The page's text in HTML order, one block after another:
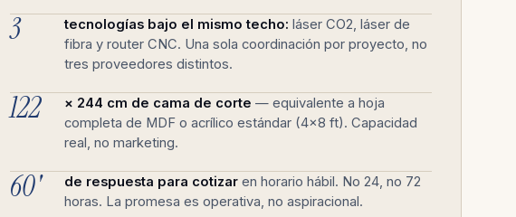
3 tecnologías bajo el mismo techo: láser CO2, láser de
fibra y router CNC. Una sola coordinación por proyecto, no
tres proveedores distintos.
122 × 244 cm de cama de corte — equivalente a hoja
completa de MDF o acrílico estándar (4×8 ft). Capacidad
real, no marketing.
60' de respuesta para cotizar en horario hábil. No 24, no 72
horas. La promesa es operativa, no aspiracional.